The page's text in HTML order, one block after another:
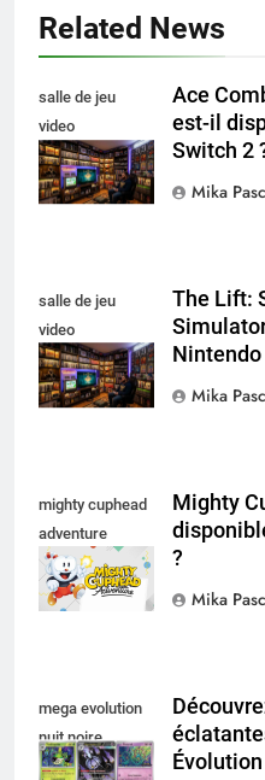
Related News
salle de jeu
video
collectionneur
Ace
est-il
Switch 2
Mika
salle de jeu
video
collectionneur
The Lift:
Nintendo
Mika
mighty cuphead
adventure
nintendo switch
Mighty
?
Mika
mega evolution
nuit noire